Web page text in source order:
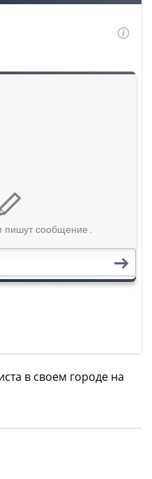
в своем городе на